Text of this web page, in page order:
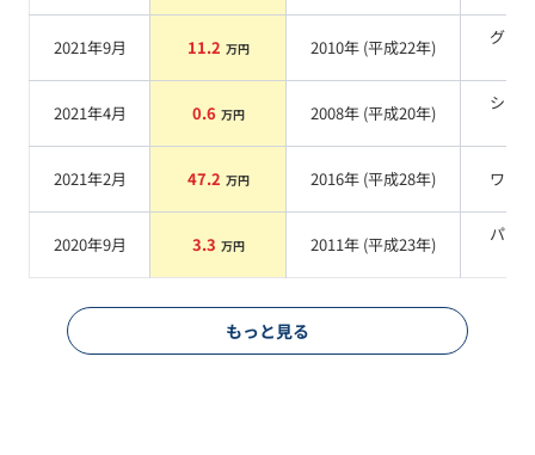
2021年9月 11.2 万円 2010年 (平成22年)
グリ
2021年4月 0.6 万円 2008年 (平成20年)
シル
2021年2月 47.2 万円 2016年 (平成28年) ワイン
2020年9月 3.3 万円 2011年 (平成23年)
パー
もっと見る